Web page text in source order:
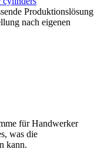
Produktionslösung
nach eigenen
für Handwerker
was die
kann.